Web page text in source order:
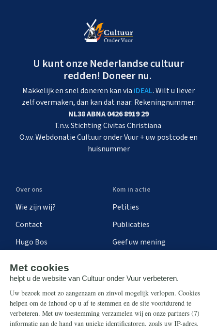
U kunt onze Nederlandse cultuur
redden! Doneer nu.
Makkelijk en snel doneren kan via iDEAL. Wilt u liever
zelf overmaken, dan kan dat naar: Rekeningnummer:
NL38 ABNA 0426 8919 29
T.n.v. Stichting Civitas Christiana
O.v.v. Webdonatie Cultuur onder Vuur + uw postcode en
huisnummer
Over ons
Wie zijn wij?
Contact
Hugo Bos
Kom in actie
Petities
Publicaties
Geef uw mening
Steun ons
Nieuwsbrief
Info
Contact